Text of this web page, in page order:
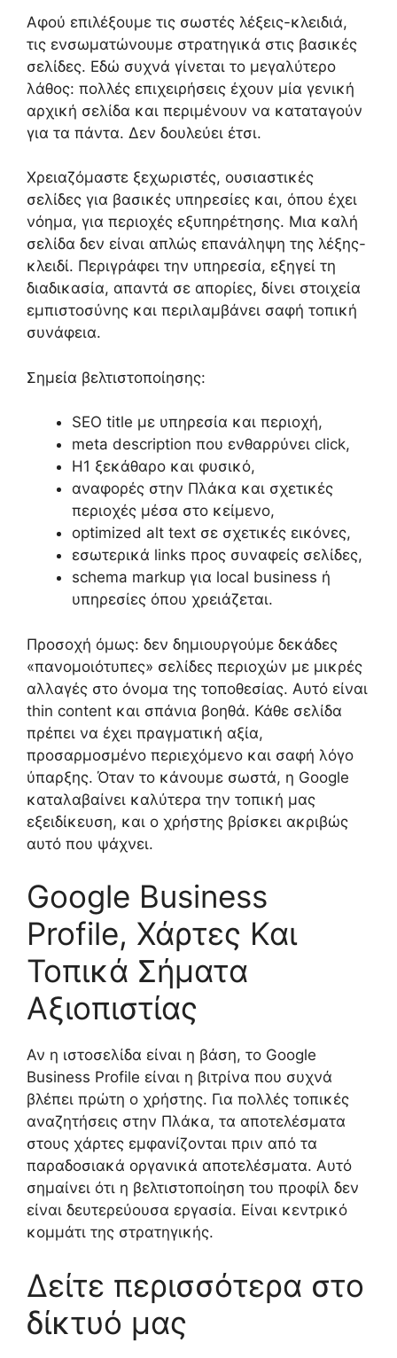
Αφού επιλέξουμε τις σωστές λέξεις-κλειδιά,
τις ενσωματώνουμε στρατηγικά στις βασικές
σελίδες. Εδώ συχνά γίνεται το μεγαλύτερο
λάθος: πολλές επιχειρήσεις έχουν μία γενική
αρχική σελίδα και περιμένουν να καταταγούν
για τα πάντα. Δεν δουλεύει έτσι.
Χρειαζόμαστε ξεχωριστές, ουσιαστικές
σελίδες για βασικές υπηρεσίες και, όπου έχει
νόημα, για περιοχές εξυπηρέτησης. Μια καλή
σελίδα δεν είναι απλώς επανάληψη της λέξης-
κλειδί. Περιγράφει την υπηρεσία, εξηγεί τη
διαδικασία, απαντά σε απορίες, δίνει στοιχεία
εμπιστοσύνης και περιλαμβάνει σαφή τοπική
συνάφεια.
Σημεία βελτιστοποίησης:
SEO title με υπηρεσία και περιοχή,
meta description που ενθαρρύνει click,
H1 ξεκάθαρο και φυσικό,
αναφορές στην Πλάκα και σχετικές
περιοχές μέσα στο κείμενο,
optimized alt text σε σχετικές εικόνες,
εσωτερικά links προς συναφείς σελίδες,
schema markup για local business ή
υπηρεσίες όπου χρειάζεται.
Προσοχή όμως: δεν δημιουργούμε δεκάδες
«πανομοιότυπες» σελίδες περιοχών με μικρές
αλλαγές στο όνομα της τοποθεσίας. Αυτό είναι
thin content και σπάνια βοηθά. Κάθε σελίδα
πρέπει να έχει πραγματική αξία,
προσαρμοσμένο περιεχόμενο και σαφή λόγο
ύπαρξης. Όταν το κάνουμε σωστά, η Google
καταλαβαίνει καλύτερα την τοπική μας
εξειδίκευση, και ο χρήστης βρίσκει ακριβώς
αυτό που ψάχνει.
Google Business
Profile, Χάρτες Και
Τοπικά Σήματα
Αξιοπιστίας
Αν η ιστοσελίδα είναι η βάση, το Google
Business Profile είναι η βιτρίνα που συχνά
βλέπει πρώτη ο χρήστης. Για πολλές τοπικές
αναζητήσεις στην Πλάκα, τα αποτελέσματα
στους χάρτες εμφανίζονται πριν από τα
παραδοσιακά οργανικά αποτελέσματα. Αυτό
σημαίνει ότι η βελτιστοποίηση του προφίλ δεν
είναι δευτερεύουσα εργασία. Είναι κεντρικό
κομμάτι της στρατηγικής.
Δείτε περισσότερα στο
δίκτυό μας